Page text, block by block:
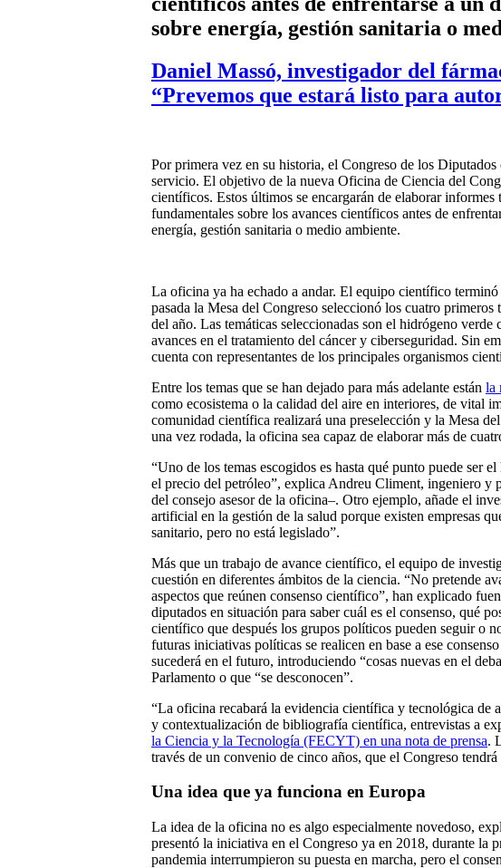
sobre energía, gestión sanitaria o
Daniel Massó, investigador del
“Prevemos que estará listo para
Por primera vez en su historia, el Congreso de los
servicio. El objetivo de la nueva Oficina de Ciencia del
científicos. Estos últimos se encargarán de elaborar
fundamentales sobre los avances científicos antes de
energía, gestión sanitaria o medio ambiente.
La oficina ya ha echado a andar. El equipo científico terminó
pasada la Mesa del Congreso seleccionó los cuatro
del año. Las temáticas seleccionadas son el hidrógeno
avances en el tratamiento del cáncer y ciberseguridad. Sin
cuenta con representantes de los principales organismos
Entre los temas que se han dejado para más adelante están la
como ecosistema o la calidad del aire en interiores, de vital
comunidad científica realizará una preselección y la Mesa
una vez rodada, la oficina sea capaz de elaborar más de
“Uno de los temas escogidos es hasta qué punto puede ser
el precio del petróleo”, explica Andreu Climent, ingeniero y
del consejo asesor de la oficina–. Otro ejemplo, añade el
artificial en la gestión de la salud porque existen empresas
sanitario, pero no está legislado”.
Más que un trabajo de avance científico, el equipo de
cuestión en diferentes ámbitos de la ciencia. “No pretende
aspectos que reúnen consenso científico”, han explicado
diputados en situación para saber cuál es el consenso, qué
científico que después los grupos políticos pueden seguir o
futuras iniciativas políticas se realicen en base a ese
sucederá en el futuro, introduciendo “cosas nuevas en el
Parlamento o que “se desconocen”.
“La oficina recabará la evidencia científica y tecnológica de
y contextualización de bibliografía científica, entrevistas a
la Ciencia y la Tecnología (FECYT) en una nota de prensa.
través de un convenio de cinco años, que el Congreso
Una idea que ya funciona en Europa
La idea de la oficina no es algo especialmente novedoso,
presentó la iniciativa en el Congreso ya en 2018, durante la
pandemia interrumpieron su puesta en marcha, pero el